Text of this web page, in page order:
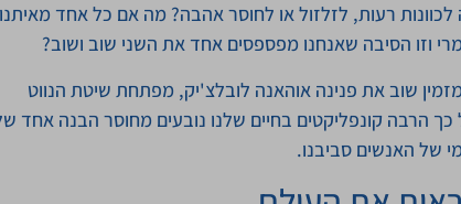
רעות, לזלזול או לחוסר אהבה? מה אם כל אחד מאיתנו
וזו הסיבה שאנחנו מפספסים אחד את השני שוב ושוב?
שוב את פנינה אוהאנה לובלצ'יק, מפתחת שיטת הנווט
הרבה קונפליקטים בחיים שלנו נובעים מחוסר הבנה אחד
של האנשים סביבנו.